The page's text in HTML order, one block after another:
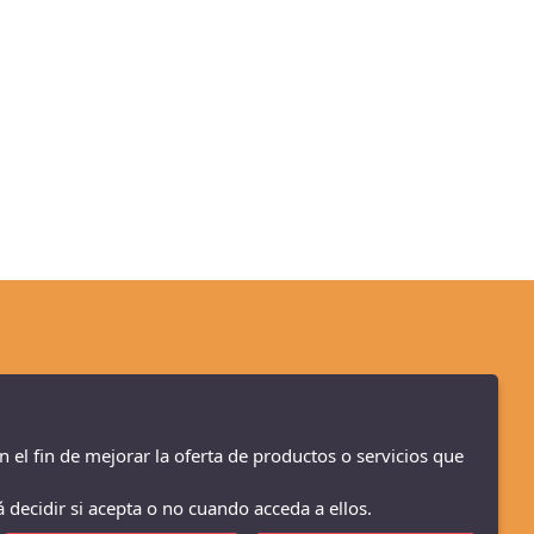
el fin de mejorar la oferta de productos o servicios que
si acepta o no cuando acceda a ellos.